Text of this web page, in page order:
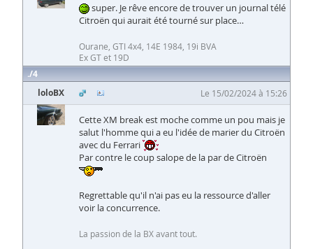
super. Je rêve encore de trouver un journal télé
Citroën qui aurait été tourné sur place…
Ourane, GTI 4x4, 14E 1984, 19i BVA
Ex GT et 19D
4
loloBX
Le 15/02/2024 à 15:26
Cette XM break est moche comme un pou mais je
salut l'homme qui a eu l'idée de marier du Citroën
avec du Ferrari
Par contre le coup salope de la par de Citroën
Regrettable qu'il n'ai pas eu la ressource d'aller
voir la concurrence.
La passion de la BX avant tout.